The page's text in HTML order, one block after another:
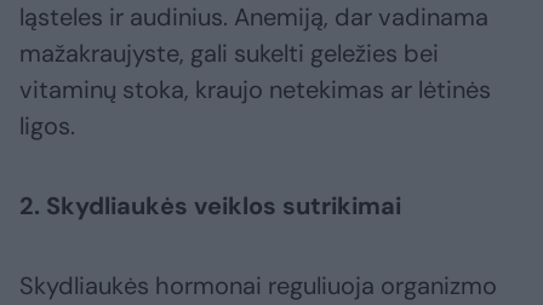
ląsteles ir audinius. Anemiją, dar vadinama
mažakraujyste, gali sukelti geležies bei
vitaminų stoka, kraujo netekimas ar lėtinės
ligos.
2. Skydliaukės veiklos sutrikimai
Skydliaukės hormonai reguliuoja organizmo